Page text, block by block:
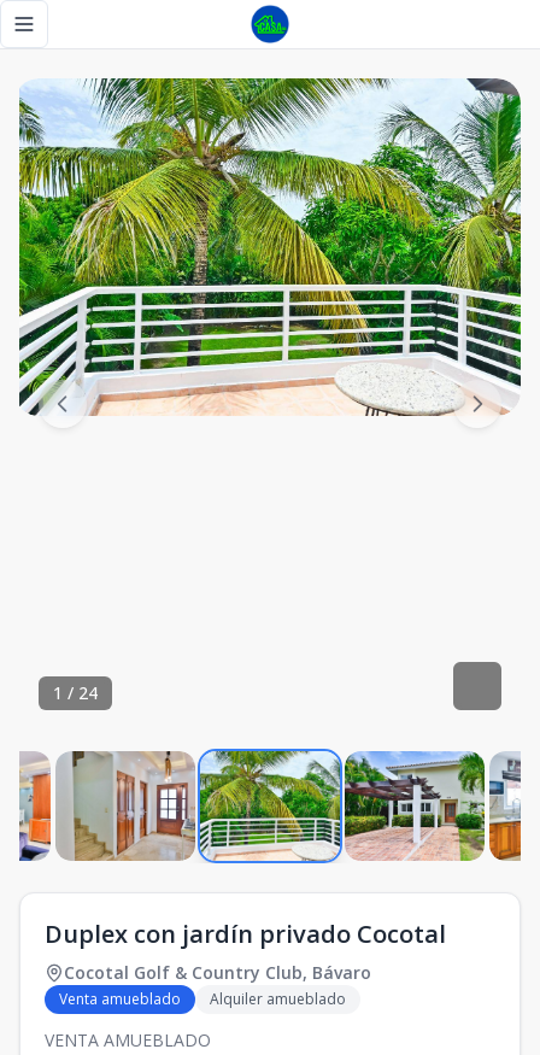
Toggle navigation menu
1 / 24
Duplex con jardín privado Cocotal
Cocotal Golf & Country Club, Bávaro
Venta amueblado Alquiler amueblado
VENTA AMUEBLADO
Duplex con jardín privado Cocotal - Tu Casa RD